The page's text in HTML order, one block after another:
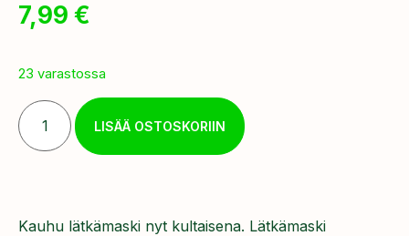
7,99 €
23 varastossa
LISÄÄ OSTOSKORIIN
Kauhu lätkämaski nyt kultaisena. Lätkämaski